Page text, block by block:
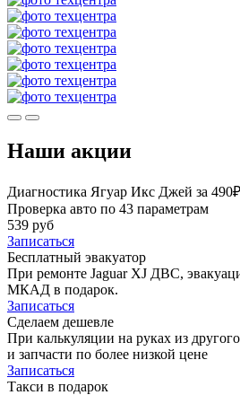
Наши акции
Диагностика Ягуар Икс Джей за 490₽
Проверка авто по 43 параметрам
539 руб
Записаться
Бесплатный эвакуатор
При ремонте Jaguar XJ ДВС,
МКАД в подарок.
Записаться
Сделаем дешевле
При калькуляции на руках из
и запчасти по более низкой цене
Записаться
Такси в подарок